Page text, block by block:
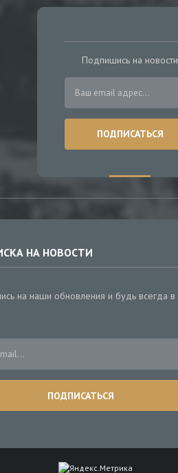
Подпишись на новости
НА НОВОСТИ
на наши обновления и будь всегда в